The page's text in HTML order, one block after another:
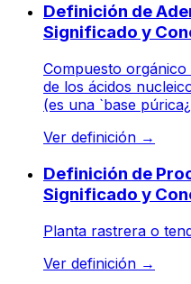
Definición de
Significado y
Compuesto
de los ácidos
(es una `base
Ver definición →
Definición de
Significado y
Planta rastrera o
Ver definición →